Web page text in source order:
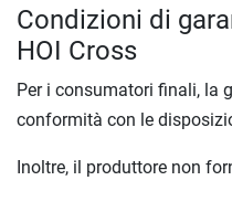
Condizioni di
HOI Cross
Per i consumatori finali, la
conformità con le
Inoltre, il produttore non